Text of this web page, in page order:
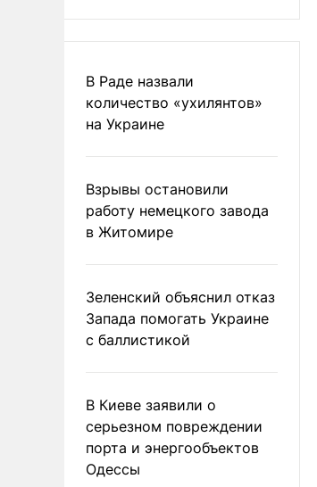
В Раде назвали
количество «ухилянтов»
на Украине
Взрывы остановили
работу немецкого завода
в Житомире
Зеленский объяснил отказ
Запада помогать Украине
с баллистикой
В Киеве заявили о
серьезном повреждении
порта и энергообъектов
Одессы